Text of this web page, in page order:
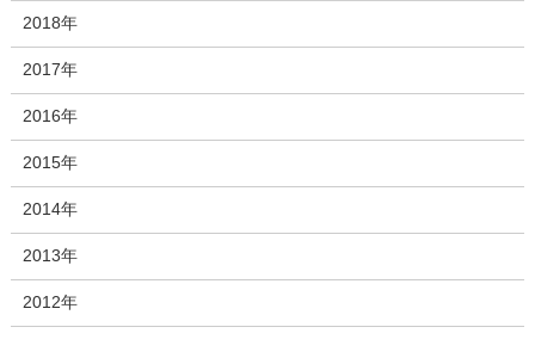
2018年
2017年
2016年
2015年
2014年
2013年
2012年